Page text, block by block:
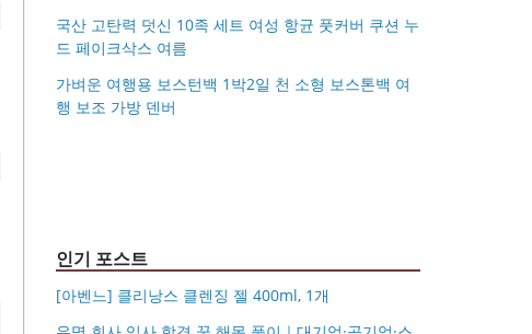
국산 고탄력 덧신 10족 세트 여성 항균 풋커버 쿠션 누
드 페이크삭스 여름
가벼운 여행용 보스턴백 1박2일 천 소형 보스톤백 여
행 보조 가방 덴버
아키베리 몽프레 파우치
인기 포스트
[아벤느] 클리낭스 클렌징 젤 400ml, 1개